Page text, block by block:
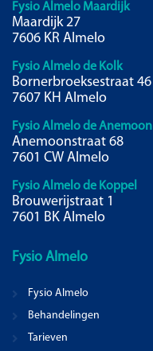
Fysio Almelo Maardijk
Maardijk 27
7606 KR Almelo
Fysio Almelo de Kolk
Bornerbroeksestraat 46
7607 KH Almelo
Fysio Almelo de Anemoon
Anemoonstraat 68
7601 CW Almelo
Fysio Almelo de Koppel
Brouwerijstraat 1
7601 BK Almelo
Fysio Almelo
Fysio Almelo
Behandelingen
Tarieven